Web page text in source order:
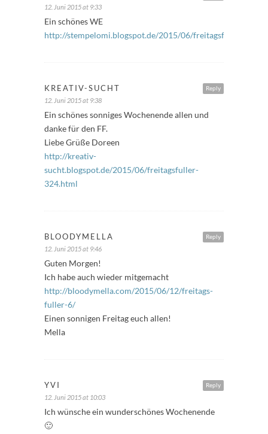
12. Juni 2015 at 9:33
Ein schönes WE
http://stempelomi.blogspot.de/2015/06/
Reply
KREATIV-SUCHT
12. Juni 2015 at 9:38
Ein schönes sonniges Wochenende allen und
danke für den FF.
Liebe Grüße Doreen
http://kreativ-
sucht.blogspot.de/2015/06/freitagsfuller-
324.html
Reply
BLOODYMELLA
12. Juni 2015 at 9:46
Guten Morgen!
Ich habe auch wieder mitgemacht
http://bloodymella.com/2015/06/12/freitags-
fuller-6/
Einen sonnigen Freitag euch allen!
Mella
Reply
YVI
12. Juni 2015 at 10:03
Ich wünsche ein wunderschönes Wochenende
🙂